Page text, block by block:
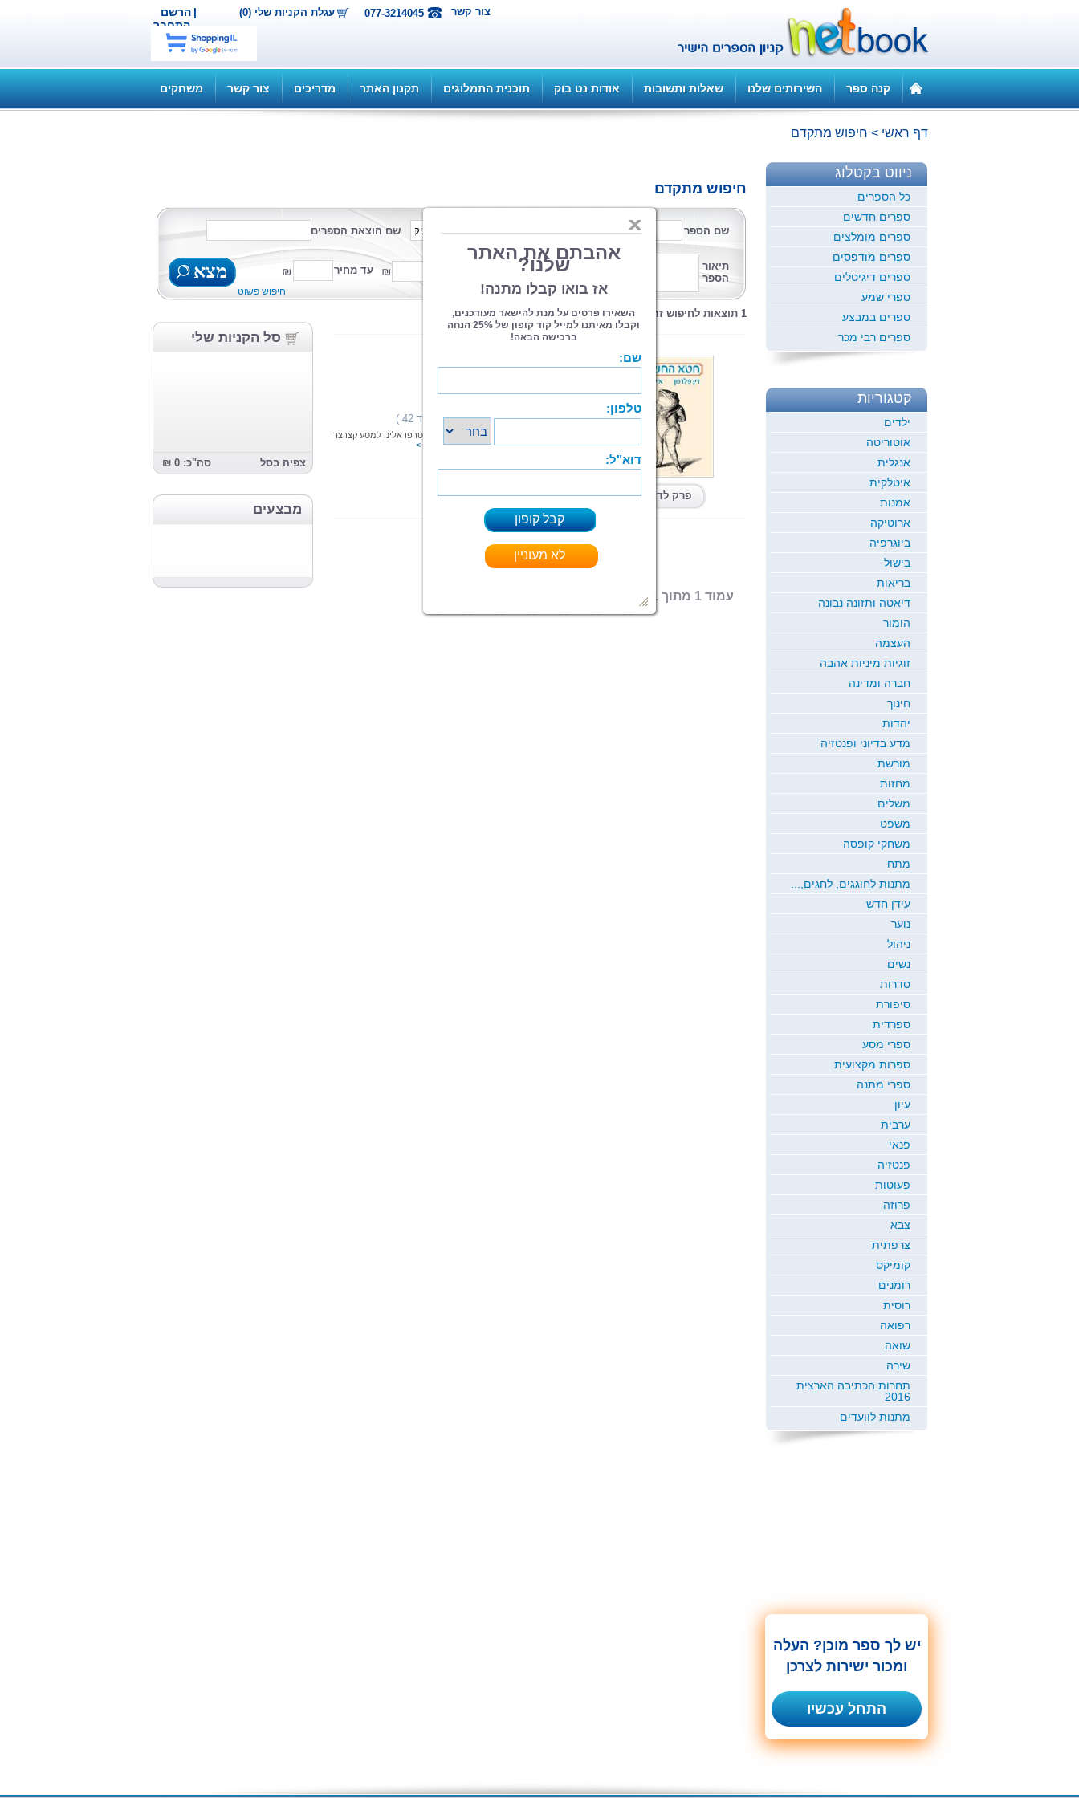
הרשם |
התחבר
עגלת הקניות שלי (0) 077-3214045 צור קשר
קנה ספר השירותים שלנו שאלות ותשובות אודות נט בוק תוכנית התמלוגים תקנון האתר מדריכים צור קשר משחקים
דף ראשי > חיפוש מתקדם
חיפוש מתקדם
שם הספר שם המחבר שם הוצאת הספרים
תיאור
הספר
עד מחיר
קטגוריה
פורמט מצא
חיפוש פשוט
סל הקניות שלי
צפיה בסל סה"כ: 0 ₪
מבצעים
1 תוצאות לחיפוש זה
פרק לדוגמא
דירוג:
(11 מדרגים,ניקוד 42 )
אז מתי "נפל לכם האסימון" בפעם האחרונה? הצטרפו אלינו למסע קצרצר
שיגרום לכם לחשוב מחוץ לקופסה. קרא עוד > > >
עמוד 1 מתוך 1
ניווט בקטלוג
כל הספרים
ספרים חדשים
ספרים מומלצים
ספרים מודפסים
ספרים דיגיטלים
ספרי שמע
ספרים במבצע
ספרים רבי מכר
קטגוריות
ילדים
אוטוריטה
אנגלית
איטלקית
אמנות
ארוטיקה
ביוגרפיה
בישול
בריאות
דיאטה ותזונה נבונה
הומור
העצמה
זוגיות מיניות אהבה
חברה ומדינה
חינוך
יהדות
מדע בדיוני ופנטזיה
מורשת
מחזות
משלים
משפט
משחקי קופסה
מתח
מתנות לחוגגים, לחגים,...
עידן חדש
נוער
ניהול
נשים
סדרות
סיפורת
ספרדית
ספרי מסע
ספרות מקצועית
ספרי מתנה
עיון
ערבית
פנאי
פנטזיה
פעוטות
פרוזה
צבא
צרפתית
קומיקס
רומנים
רוסית
רפואה
שואה
שירה
תחרות הכתיבה הארצית
2016
מתנות לוועדים
יש לך ספר מוכן? העלה
ומכור ישירות לצרכן
התחל עכשיו